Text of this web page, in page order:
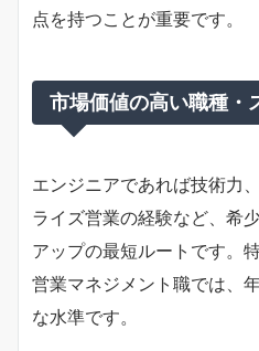
点を持つことが重要です。
市場価値の高い職種・
エンジニアであれば技術力
ライズ営業の経験など、希
アップの最短ルートです。
営業マネジメント職では、
な水準です。